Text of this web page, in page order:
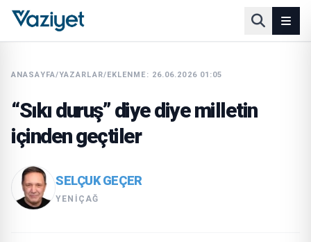
ANASAYFA/YAZARLAR/EKLENME: 26.06.2026 01:05
“Sıkı duruş” diye diye milletin
içinden geçtiler
SELÇUK GEÇER
YENIÇAĞ